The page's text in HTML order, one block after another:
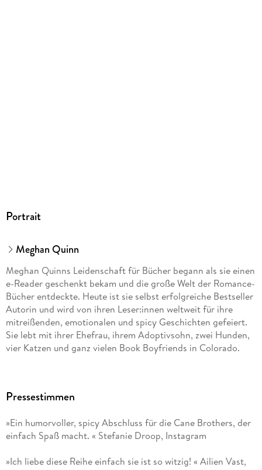
Portrait
Meghan Quinn
Meghan Quinns Leidenschaft für Bücher begann als sie einen
e-Reader geschenkt bekam und die große Welt der Romance-
Bücher entdeckte. Heute ist sie selbst erfolgreiche Bestseller
Autorin und wird von ihren Leser:innen weltweit für ihre
mitreißenden, emotionalen und spicy Geschichten gefeiert.
Sie lebt mit ihrer Ehefrau, ihrem Adoptivsohn, zwei Hunden,
vier Katzen und ganz vielen Book Boyfriends in Colorado.
Pressestimmen
»Ein humorvoller, spicy Abschluss für die Cane Brothers, der
einfach Spaß macht. « Stefanie Droop, Instagram
»Ich liebe diese Reihe einfach sie ist so witzig! « Ailien Vast,